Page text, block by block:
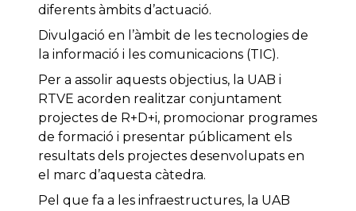
diferents àmbits d’actuació.
Divulgació en l’àmbit de les tecnologies de
la informació i les comunicacions (TIC).
Per a assolir aquests objectius, la UAB i
RTVE acorden realitzar conjuntament
projectes de R+D+i, promocionar programes
de formació i presentar públicament els
resultats dels projectes desenvolupats en
el marc d’aquesta càtedra.
Pel que fa a les infraestructures, la UAB